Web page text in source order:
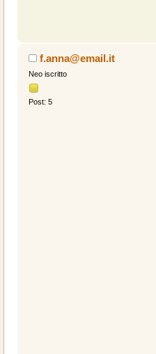
f.anna@email.it
Neo iscritto
Post: 5